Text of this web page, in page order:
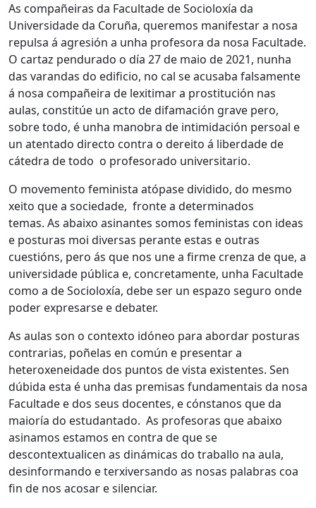
As compañeiras da Facultade de Socioloxía da
Universidade da Coruña, queremos manifestar a nosa
repulsa á agresión a unha profesora da nosa Facultade.
O cartaz pendurado o día 27 de maio de 2021, nunha
das varandas do edificio, no cal se acusaba falsamente
á nosa compañeira de lexitimar a prostitución nas
aulas, constitúe un acto de difamación grave pero,
sobre todo, é unha manobra de intimidación persoal e
un atentado directo contra o dereito á liberdade de
cátedra de todo o profesorado universitario.
O movemento feminista atópase dividido, do mesmo
xeito que a sociedade, fronte a determinados
temas. As abaixo asinantes somos feministas con ideas
e posturas moi diversas perante estas e outras
cuestións, pero ás que nos une a firme crenza de que, a
universidade pública e, concretamente, unha Facultade
como a de Socioloxía, debe ser un espazo seguro onde
poder expresarse e debater.
As aulas son o contexto idóneo para abordar posturas
contrarias, poñelas en común e presentar a
heteroxeneidade dos puntos de vista existentes. Sen
dúbida esta é unha das premisas fundamentais da nosa
Facultade e dos seus docentes, e cónstanos que da
maioría do estudantado. As profesoras que abaixo
asinamos estamos en contra de que se
descontextualicen as dinámicas do traballo na aula,
desinformando e terxiversando as nosas palabras coa
fin de nos acosar e silenciar.